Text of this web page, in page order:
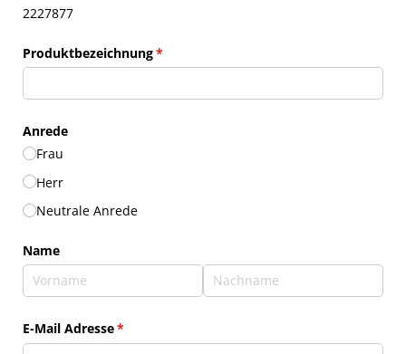
2227877
Produktbezeichnung*
(erforderlich)
Anrede
Frau
Herr
Neutrale Anrede
Name
E-Mail Adresse*
(erforderlich)